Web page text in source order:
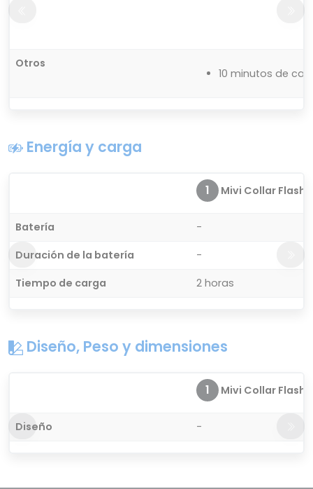
Otros
10 minutos de
Energía y carga
1 Mivi Collar Flash
Batería
-
Duración de la batería
-
Tiempo de carga
2 horas
Diseño, Peso y dimensiones
1 Mivi Collar Flash
Diseño -